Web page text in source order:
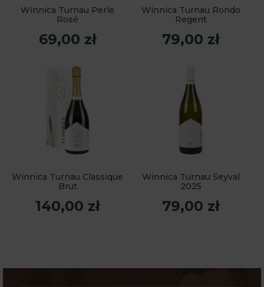
Winnica Turnau Perle
Rosé
69,00 zł
Winnica Turnau Rondo
Regent
79,00 zł
Winnica Turnau Classique
Brut
140,00 zł
Winnica Turnau Seyval
2025
79,00 zł